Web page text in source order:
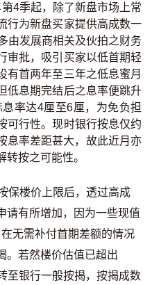
4季起，除了新盘市场上常
行为新盘买家提供高成数一
由发展商相关及伙拍之财务
审批，吸引买家以低首期轻
有首两年至三年之低息蜜月
低息期完结后之息率便跳升
率达4厘至6厘，为免负担
可行性。现时银行按息仅约
息率差距甚大，故此近月亦
按之可能性。
保楼价上限后，透过高成
请有所增加，因为一些现值
无需补付首期差额的情况
。若然楼价估值已超出
至银行一般按揭，按揭成数